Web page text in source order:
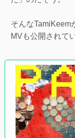
そんなTamiKeem
MVも公開されて